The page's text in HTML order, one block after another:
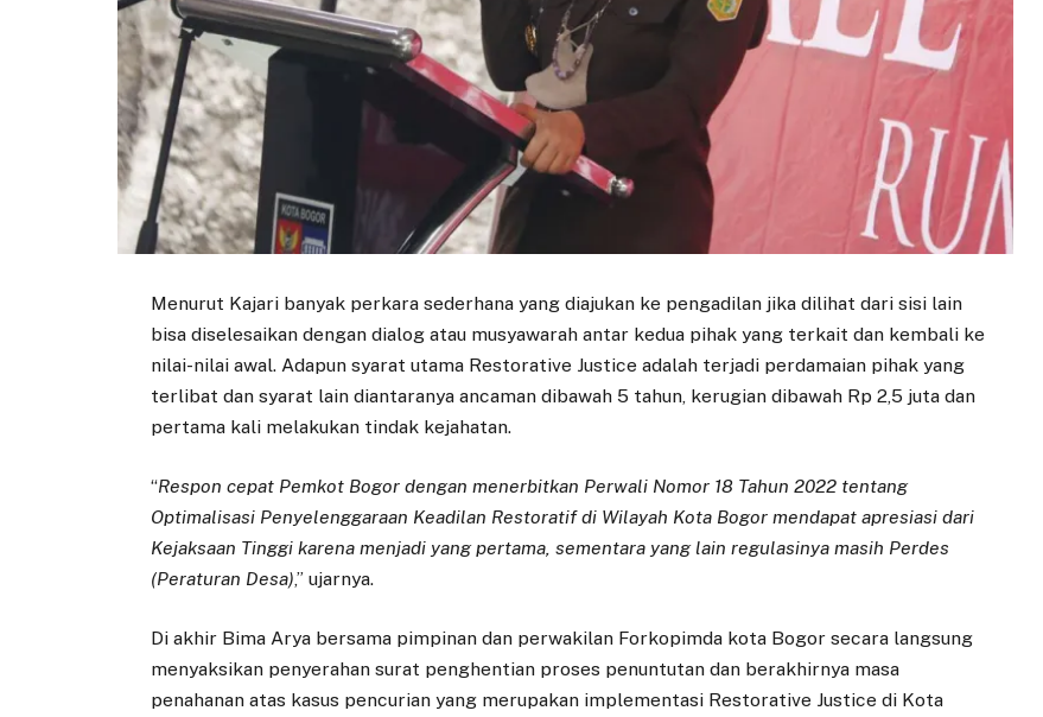
Menurut Kajari banyak perkara sederhana yang diajukan ke pengadilan jika dilihat dari sisi lain
bisa diselesaikan dengan dialog atau musyawarah antar kedua pihak yang terkait dan kembali ke
nilai-nilai awal. Adapun syarat utama Restorative Justice adalah terjadi perdamaian pihak yang
terlibat dan syarat lain diantaranya ancaman dibawah 5 tahun, kerugian dibawah Rp 2,5 juta dan
pertama kali melakukan tindak kejahatan.
“Respon cepat Pemkot Bogor dengan menerbitkan Perwali Nomor 18 Tahun 2022 tentang
Optimalisasi Penyelenggaraan Keadilan Restoratif di Wilayah Kota Bogor mendapat apresiasi dari
Kejaksaan Tinggi karena menjadi yang pertama, sementara yang lain regulasinya masih Perdes
(Peraturan Desa),” ujarnya.
Di akhir Bima Arya bersama pimpinan dan perwakilan Forkopimda kota Bogor secara langsung
menyaksikan penyerahan surat penghentian proses penuntutan dan berakhirnya masa
penahanan atas kasus pencurian yang merupakan implementasi Restorative Justice di Kota